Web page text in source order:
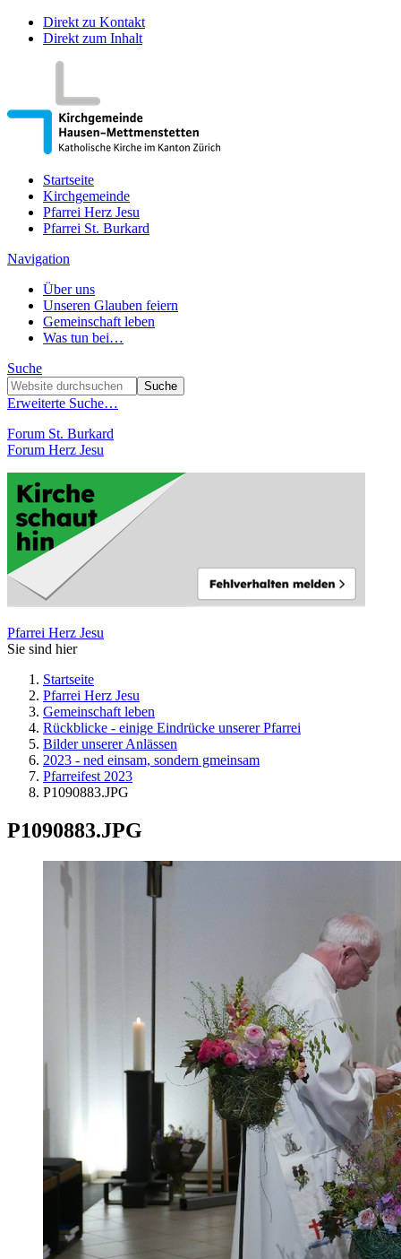
Direkt zu Kontakt
Direkt zum Inhalt
Startseite
Kirchgemeinde
Pfarrei Herz Jesu
Pfarrei St. Burkard
Navigation
Über uns
Unseren Glauben feiern
Gemeinschaft leben
Was tun bei…
Suche
Erweiterte Suche…
Forum St. Burkard
Forum Herz Jesu
Pfarrei Herz Jesu
Sie sind hier
Startseite
Pfarrei Herz Jesu
Gemeinschaft leben
Rückblicke - einige Eindrücke unserer Pfarrei
Bilder unserer Anlässen
2023 - ned einsam, sondern gmeinsam
Pfarreifest 2023
P1090883.JPG
P1090883.JPG